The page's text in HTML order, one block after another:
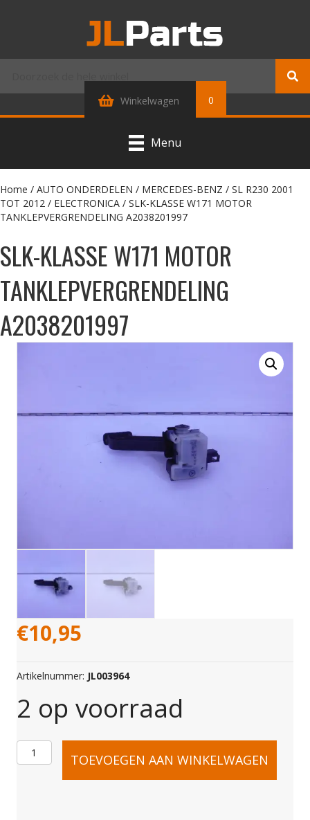
Winkelwagen 0
Menu
Home / AUTO ONDERDELEN / MERCEDES-BENZ / SL R230 2001
TOT 2012 / ELECTRONICA / SLK-KLASSE W171 MOTOR
TANKLEPVERGRENDELING A2038201997
SLK-KLASSE W171 MOTOR
TANKLEPVERGRENDELING
A2038201997
€10,95
Artikelnummer: JL003964
2 op voorraad
SLK-TOEVOEGEN AAN WINKELWAGEN